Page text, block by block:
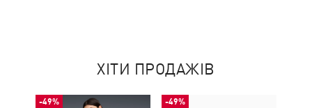
ХІТИ ПРОДАЖІВ
-49% -49%